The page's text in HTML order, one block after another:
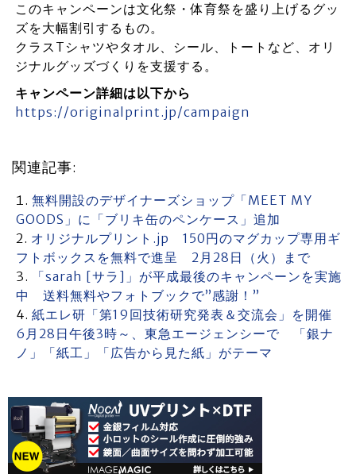
このキャンペーンは文化祭・体育祭を盛り上げるグッ
ズを大幅割引するもの。
クラスTシャツやタオル、シール、トートなど、オリ
ジナルグッズづくりを支援する。
キャンペーン詳細は以下から
https://originalprint.jp/campaign
関連記事:
無料開設のデザイナーズショップ「MEET MY
GOODS」に「ブリキ缶のペンケース」追加
オリジナルプリント.jp 150円のマグカップ専用ギ
フトボックスを無料で進呈 2月28日（火）まで
「sarah [サラ]」が平成最後のキャンペーンを実施
中 送料無料やフォトブックで”感謝！”
紙エレ研「第19回技術研究発表＆交流会」を開催
6月28日午後3時～、東急エージェンシーで 「銀ナ
ノ」「紙工」「広告から見た紙」がテーマ